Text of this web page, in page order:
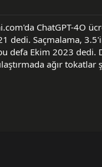
ChatGPT-4O
dedi. Saçmalama,
defa Ekim 2023 dedi.
ağır tokatlar